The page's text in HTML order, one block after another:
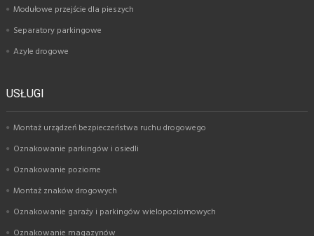
Modułowe przejście dla pieszych
Separatory parkingowe
Azyle drogowe
USŁUGI
Montaż urządzeń bezpieczeństwa ruchu drogowego
Oznakowanie parkingów i osiedli
Oznakowanie poziome
Montaż znaków drogowych
Oznakowanie garaży i parkingów wielopoziomowych
Oznakowanie magazynów